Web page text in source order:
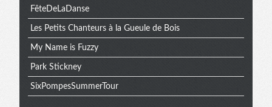
FêteDeLaDanse
Les Petits Chanteurs à la Gueule de Bois
My Name is Fuzzy
Park Stickney
SixPompesSummerTour